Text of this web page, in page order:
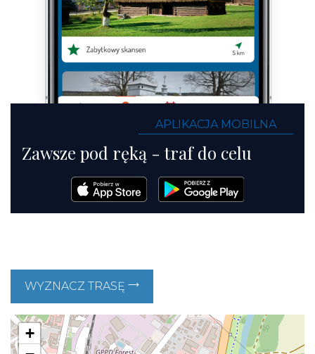
APLIKACJA MOBILNA
Zawsze pod ręką - traf do celu
WYZNACZ TRASĘ
+